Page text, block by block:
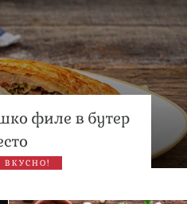
филе в бутер
ВКУСНО!